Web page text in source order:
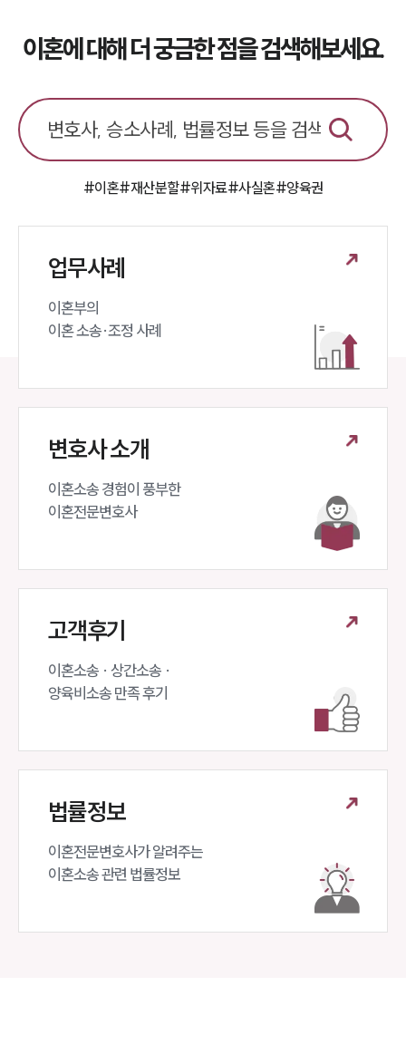
부소개
대륜의 강점
오시는 길
글로벌 파트너 로펌
고객의 소리
AI대륜
이혼 주요 업무사례
사례분석/최신동향
소식/자료
언론보도
공지사항
대륜법률상담예약
이혼에 대해 더 궁금한 점을 검색해보세요.
#이혼#재산분할#위자료#사실혼#양육권
업무사례
이혼부의
이혼 소송·조정 사례
변호사 소개
이혼소송 경험이 풍부한
이혼전문변호사
고객후기
이혼소송 · 상간소송 ·
양육비소송 만족 후기
법률정보
이혼전문변호사가 알려주는
이혼소송 관련 법률정보